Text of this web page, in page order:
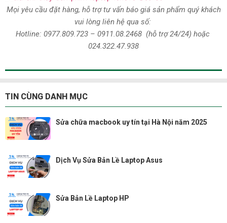
Mọi yêu cầu đặt hàng, hỗ trợ tư vấn báo giá sản phẩm quý khách
vui lòng liên hệ qua số:
Hotline: 0977.809.723– 0911.08.2468 (hỗ trợ 24/24) hoặc
024.322.47.938
TIN CÙNG DANH MỤC
Sửa chữa macbook uy tín tại Hà Nội năm 2025
Dịch Vụ Sửa Bản Lề Laptop Asus
Sửa Bản Lề Laptop HP